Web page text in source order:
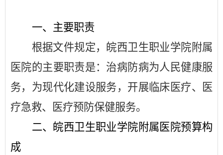
一、 主要职责
根据文件规定，皖西卫生职业学院附属
医院的主要职责是：治病防病为人民健康服
务，为现代化建设服务，开展临床医疗、医
疗急救、医疗预防保健服务。
二、 皖西卫生职业学院附属医院预算构
成